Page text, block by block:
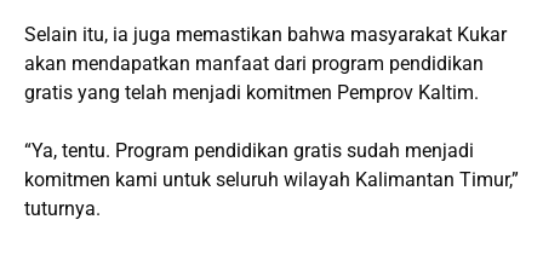
Selain itu, ia juga memastikan bahwa masyarakat Kukar
akan mendapatkan manfaat dari program pendidikan
gratis yang telah menjadi komitmen Pemprov Kaltim.
“Ya, tentu. Program pendidikan gratis sudah menjadi
komitmen kami untuk seluruh wilayah Kalimantan Timur,”
tuturnya.